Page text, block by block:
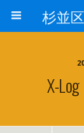
X-